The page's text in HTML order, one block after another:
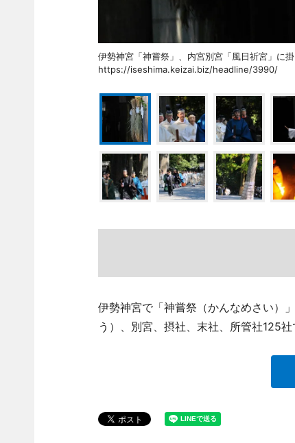
伊勢神宮「神嘗祭」、内宮別宮「風日祈宮」に
https://iseshima.keizai.biz/headline/3990/
伊勢神宮で「神嘗祭（かんなめさい）
う）、別宮、摂社、末社、所管社125社